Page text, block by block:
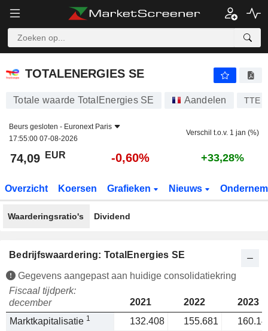
TOTALENERGIES SE
TOTALENERGIES SE
Totale waarde TotalEnergies SE Aandelen TTE
Beurs gesloten - Euronext Paris
17:55:00 07-08-2026
Verschil t.o.v. 1 jan (%)
74,09 EUR -0,60% +33,28%
Overzicht Koersen Grafieken Nieuws
Waarderingsratio's Dividend
Bedrijfswaardering: TotalEnergies SE
Gegevens aangepast aan huidige consolidatiekring
Fiscaal tijdperk:
december
2021 2022
2023
Marktkapitalisatie 1 132.408 155.681